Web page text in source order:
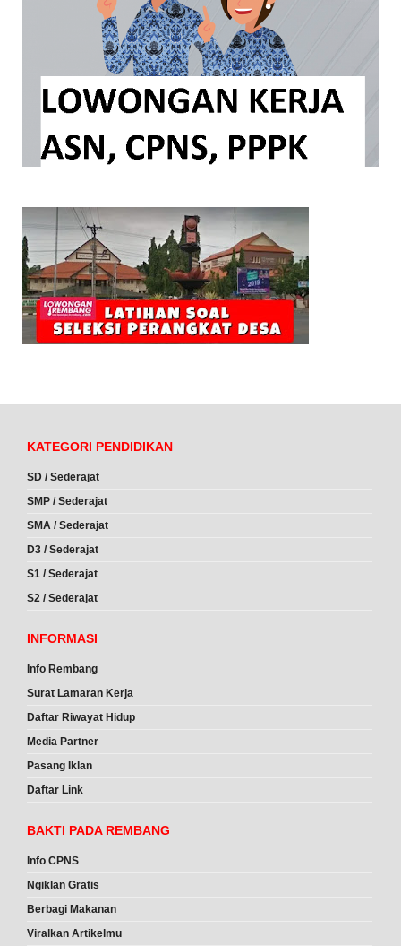
KATEGORI PENDIDIKAN
SD / Sederajat
SMP / Sederajat
SMA / Sederajat
D3 / Sederajat
S1 / Sederajat
S2 / Sederajat
INFORMASI
Info Rembang
Surat Lamaran Kerja
Daftar Riwayat Hidup
Media Partner
Pasang Iklan
Daftar Link
BAKTI PADA REMBANG
Info CPNS
Ngiklan Gratis
Berbagi Makanan
Viralkan Artikelmu